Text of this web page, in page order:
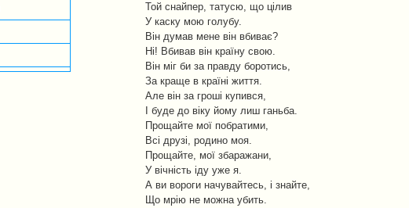
Той снайпер, татусю, що цілив
У каску мою голубу.
Він думав мене він вбиває?
Ні! Вбивав він країну свою.
Він міг би за правду боротись,
За краще в країні життя.
Але він за гроші купився,
І буде до віку йому лиш ганьба.
Прощайте мої побратими,
Всі друзі, родино моя.
Прощайте, мої збаражани,
У вічність іду уже я.
А ви вороги начувайтесь, і знайте,
Що мрію не можна убить.